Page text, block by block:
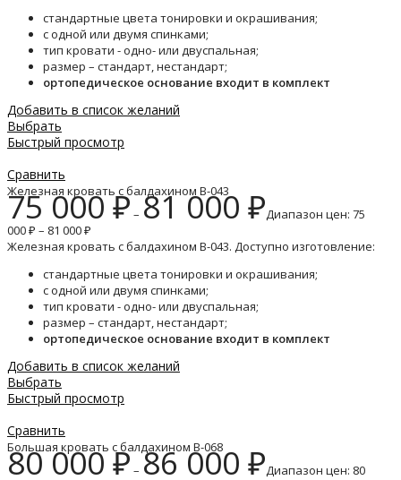
стандартные цвета тонировки и окрашивания;
с одной или двумя спинками;
тип кровати - одно- или двуспальная;
размер – стандарт, нестандарт;
ортопедическое основание входит в комплект
Добавить в список желаний
Выбрать
Быстрый просмотр
Сравнить
Железная кровать с балдахином B-043
75 000₽– 81 000 ₽Диапазон цен: 75
000 ₽ – 81 000 ₽
Железная кровать с балдахином B-043. Доступно изготовление:
стандартные цвета тонировки и окрашивания;
с одной или двумя спинками;
тип кровати - одно- или двуспальная;
размер – стандарт, нестандарт;
ортопедическое основание входит в комплект
Добавить в список желаний
Выбрать
Быстрый просмотр
Сравнить
Большая кровать с балдахином B-068
80 000₽– 86 000 ₽Диапазон цен: 80